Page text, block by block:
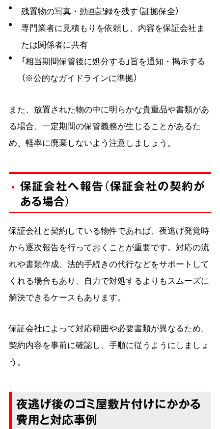
残置物の写真・動画記録を残す（証拠保全）
専門業者に見積もりを依頼し、内容を保証会社ま
たは関係者に共有
「相当期間保管後に処分する」旨を通知・掲示する
（※公的なガイドラインに準拠）
また、放置された物の中に明らかな貴重品や書類があ
る場合、一定期間の保管義務が生じることがあるた
め、軽率に廃棄しないよう注意しましょう。
保証会社へ報告（保証会社の契約が
ある場合）
保証会社と契約している物件であれば、夜逃げ発覚時
から逐次報告を行っておくことが重要です。対応の流
れや書類作成、法的手続きの代行などをサポートして
くれる場合もあり、自力で対処するよりもスムーズに
解決できるケースもあります。
保証会社によって対応範囲や必要書類が異なるため、
契約内容を事前に確認し、手順に従うようにしましょ
う。
夜逃げ後のゴミ屋敷片付けにかかる
費用と対応事例